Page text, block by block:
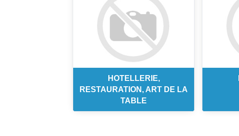
HOTELLERIE,
RESTAURATION, ART DE LA
TABLE